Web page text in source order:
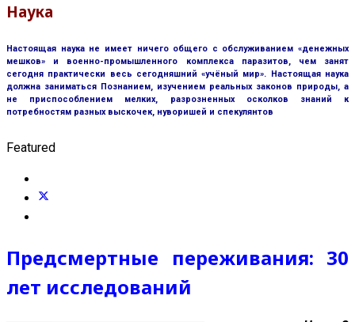
Наука
Настоящая наука не имеет ничего общего с обслуживанием «денежных
мешков» и военно-промышленного комплекса паразитов, чем занят
сегодня практически весь сегодняшний «учёный мир». Настоящая наука
должна заниматься Познанием, изучением реальных законов природы, а
не приспособлением мелких, разрозненных осколков знаний к
потребностям разных выскочек, нуворишей и спекулянтов
Featured
Предсмертные переживания: 30
лет исследований